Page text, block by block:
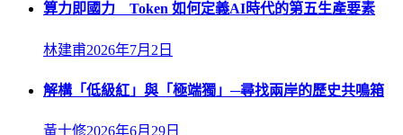
算力即國力 Token 如何定義AI時代的第五生產要素
林建甫2026年7月2日
解構「低級紅」與「極端獨」─尋找兩岸的歷史共鳴箱
黃士修2026年6月29日